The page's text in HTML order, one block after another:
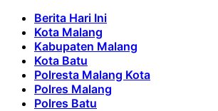
Berita Hari Ini
Kota Malang
Kabupaten Malang
Kota Batu
Polresta Malang Kota
Polres Malang
Polres Batu